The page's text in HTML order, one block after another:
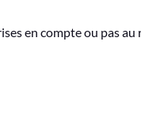
en compte ou pas au